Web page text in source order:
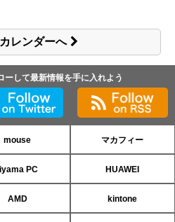
レンダーへ
ーして最新情報を手に入れよう
mouse マカフィー
PC HUAWEI
AMD kintone